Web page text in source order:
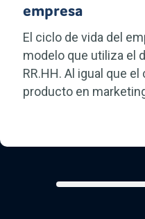
empresa
El ciclo de vida del
modelo que utiliza el
RR.HH. Al igual que
producto en